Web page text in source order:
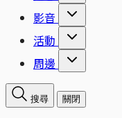
影音
活動
周邊
搜尋 關閉